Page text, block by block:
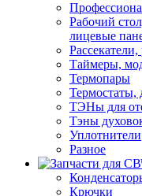
Рабочий
лицевые
Таймеры,
Термопары
Термостаты,
ТЭНы для
Тэны
Уплотнители
Разное
Крючки